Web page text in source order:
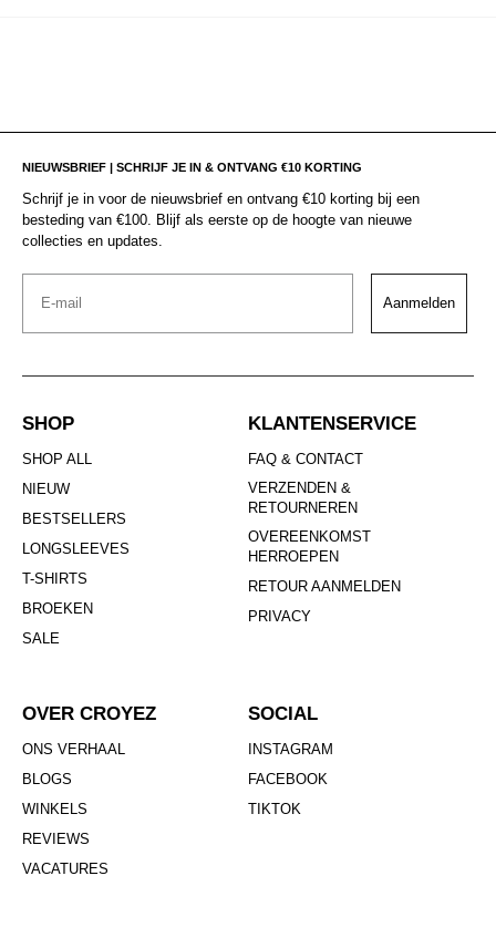
NIEUWSBRIEF | SCHRIJF JE IN & ONTVANG €10 KORTING
Schrijf je in voor de nieuwsbrief en ontvang €10 korting bij een
besteding van €100. Blijf als eerste op de hoogte van nieuwe
collecties en updates.
Email
Aanmelden
SHOP
SHOP ALL
NIEUW
BESTSELLERS
LONGSLEEVES
T-SHIRTS
BROEKEN
SALE
KLANTENSERVICE
FAQ & CONTACT
VERZENDEN &
RETOURNEREN
OVEREENKOMST
HERROEPEN
RETOUR AANMELDEN
PRIVACY
OVER CROYEZ
ONS VERHAAL
BLOGS
WINKELS
REVIEWS
VACATURES
SOCIAL
INSTAGRAM
FACEBOOK
TIKTOK